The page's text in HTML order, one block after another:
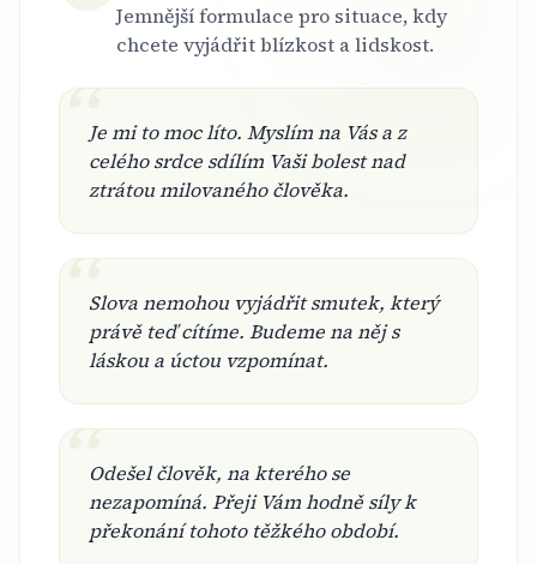
Jemnější formulace pro situace, kdy
chcete vyjádřit blízkost a lidskost.
“Je mi to moc líto. Myslím na Vás a z
celého srdce sdílím Vaši bolest nad
ztrátou milovaného člověka.
“Slova nemohou vyjádřit smutek, který
právě teď cítíme. Budeme na něj s
láskou a úctou vzpomínat.
“Odešel člověk, na kterého se
nezapomíná. Přeji Vám hodně síly k
překonání tohoto těžkého období.